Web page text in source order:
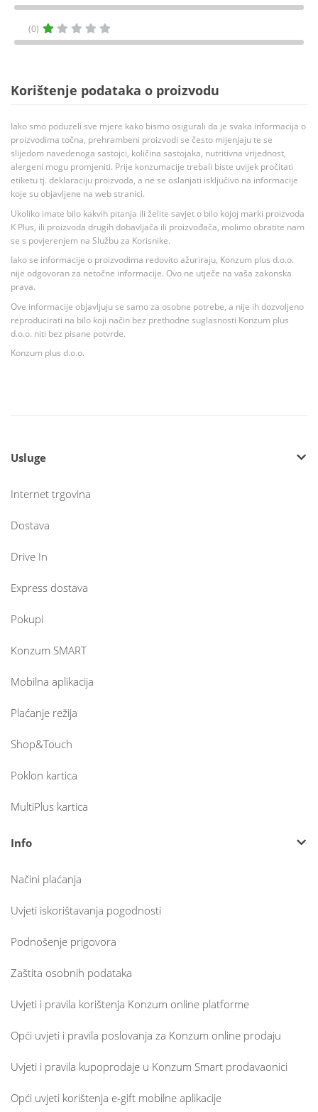
(0)
Korištenje podataka o proizvodu
Iako smo poduzeli sve mjere kako bismo osigurali da je svaka informacija o
proizvodima točna, prehrambeni proizvodi se često mijenjaju te se
slijedom navedenoga sastojci, količina sastojaka, nutritivna vrijednost,
alergeni mogu promjeniti. Prije konzumacije trebali biste uvijek pročitati
etiketu tj. deklaraciju proizvoda, a ne se oslanjati isključivo na informacije
koje su objavljene na web stranici.
Ukoliko imate bilo kakvih pitanja ili želite savjet o bilo kojoj marki proizvoda
K Plus, ili proizvoda drugih dobavljača ili proizvođača, molimo obratite nam
se s povjerenjem na Službu za Korisnike.
Iako se informacije o proizvodima redovito ažuriraju, Konzum plus d.o.o.
nije odgovoran za netočne informacije. Ovo ne utječe na vaša zakonska
prava.
Ove informacije objavljuju se samo za osobne potrebe, a nije ih dozvoljeno
reproducirati na bilo koji način bez prethodne suglasnosti Konzum plus
d.o.o. niti bez pisane potvrde.
Konzum plus d.o.o.
Usluge
Internet trgovina
Dostava
Drive In
Express dostava
Pokupi
Konzum SMART
Mobilna aplikacija
Plaćanje režija
Shop&Touch
Poklon kartica
MultiPlus kartica
Info
Načini plaćanja
Uvjeti iskorištavanja pogodnosti
Podnošenje prigovora
Zaštita osobnih podataka
Uvjeti i pravila korištenja Konzum online platforme
Opći uvjeti i pravila poslovanja za Konzum online prodaju
Uvjeti i pravila kupoprodaje u Konzum Smart prodavaonici
Opći uvjeti korištenja e-gift mobilne aplikacije